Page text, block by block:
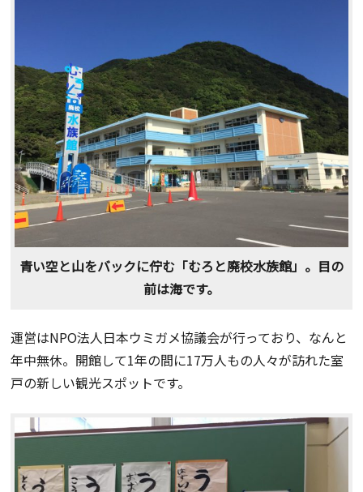
青い空と山をバックに佇む「むろと廃校水族館」。目の
前は海です。
運営はNPO法人日本ウミガメ協議会が行っており、なんと
年中無休。開館して1年の間に17万人もの人々が訪れた室
戸の新しい観光スポットです。